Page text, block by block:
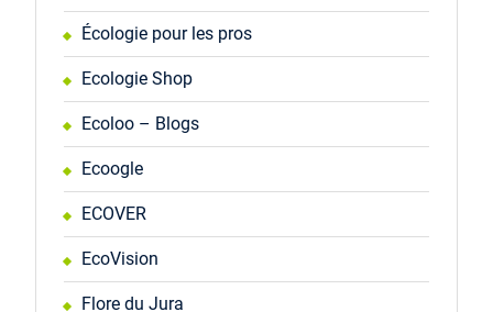
Écologie pour les pros
Ecologie Shop
Ecoloo – Blogs
Ecoogle
ECOVER
EcoVision
Flore du Jura